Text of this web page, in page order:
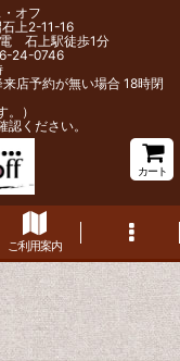
オフ
上2-11-16
石上駅徒歩1分
24-0746
店予約が無い場合 18時閉
）
ください。
カート
ご利用案内